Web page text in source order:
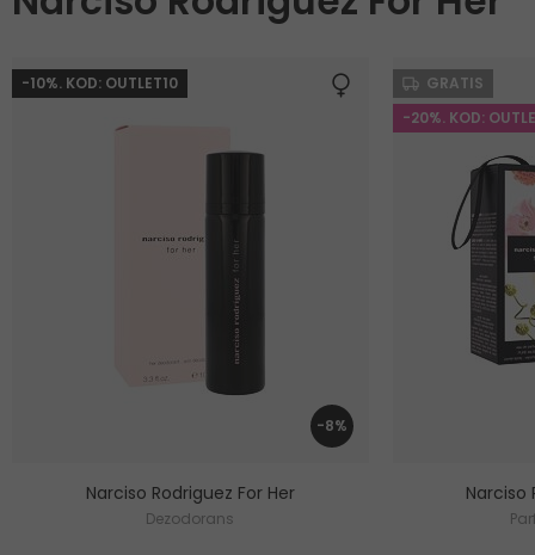
-10%. KOD: OUTLET10
-8%
Narciso Rodriguez For Her
Dezodorans
GRATIS
-20%. KOD:
Narciso